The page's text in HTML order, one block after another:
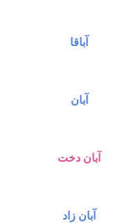
آباقا
آبان
آبان دخت
آبان زاد